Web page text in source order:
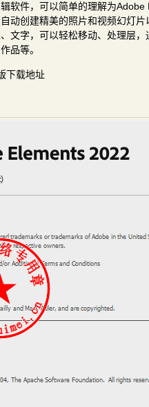
软件，可以简单的理解为
动创建精美的照片和视频幻灯
文字，可以轻松移动、处理层
品等。
下载地址